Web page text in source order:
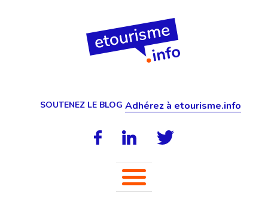
SOUTENEZ LE BLOG Adhérez à etourisme.info